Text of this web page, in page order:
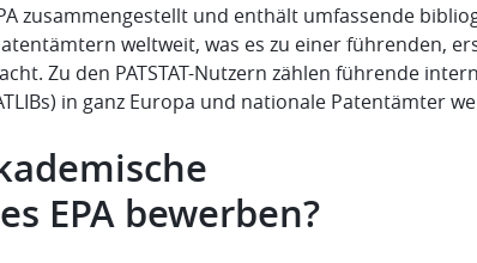
zusammengestellt und enthält umfassende
weltweit, was es zu einer führenden,
Zu den PATSTAT-Nutzern zählen führende
in ganz Europa und nationale Patentämter
EPA bewerben?